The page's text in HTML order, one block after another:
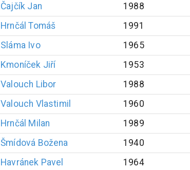
Čajčík Jan 1988
Hrnčál Tomáš 1991
Sláma Ivo 1965
Kmoníček Jiří 1953
Valouch Libor 1988
Valouch Vlastimil 1960
Hrnčál Milan 1989
Šmídová Božena 1940
Havránek Pavel 1964